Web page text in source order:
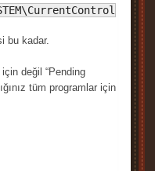
bu kadar.
değil “Pending
tüm programlar için